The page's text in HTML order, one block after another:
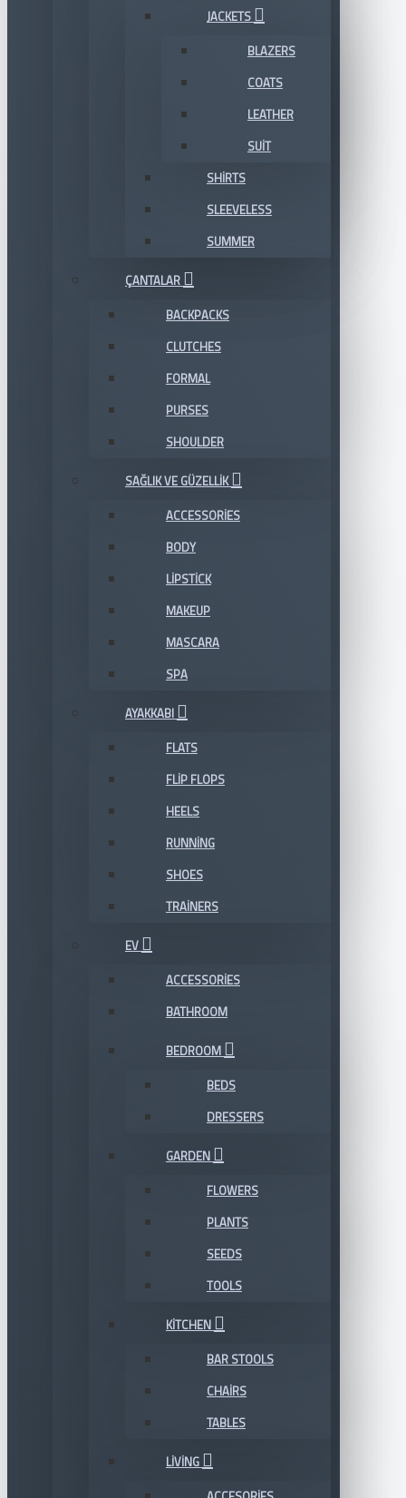
JACKETS
BLAZERS
COATS
LEATHER
SUIT
SHIRTS
SLEEVELESS
SUMMER
ÇANTALAR
BACKPACKS
CLUTCHES
FORMAL
PURSES
SHOULDER
SAĞLIK VE GÜZELLIK
ACCESSORIES
BODY
LIPSTICK
MAKEUP
MASCARA
SPA
AYAKKABI
FLATS
FLIP FLOPS
HEELS
RUNNING
SHOES
TRAINERS
EV
ACCESSORIES
BATHROOM
BEDROOM
BEDS
DRESSERS
GARDEN
FLOWERS
PLANTS
SEEDS
TOOLS
KITCHEN
BAR STOOLS
CHAIRS
TABLES
LIVING